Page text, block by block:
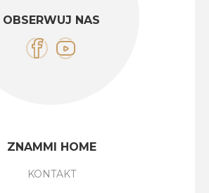
OBSERWUJ NAS
ZNAMMI HOME
KONTAKT